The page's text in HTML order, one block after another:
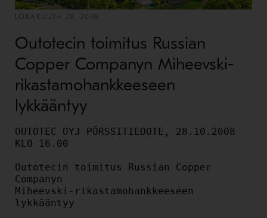
LOKAKUUTA 28, 2008
Outotecin toimitus Russian
Copper Companyn Miheevski-
rikastamohankkeeseen
lykkääntyy
OUTOTEC OYJ PÖRSSITIEDOTE, 28.10.2008
KLO 16.00
Outotecin toimitus Russian Copper
Companyn
Miheevski-rikastamohankkeeseen
lykkääntyy